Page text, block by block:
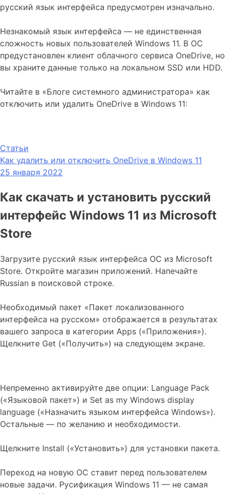
русский язык интерфейса предусмотрен изначально.
Незнакомый язык интерфейса — не единственная
сложность новых пользователей Windows 11. В ОС
предустановлен клиент облачного сервиса OneDrive, но
вы храните данные только на локальном SSD или HDD.
Читайте в «Блоге системного администратора» как
отключить или удалить OneDrive в Windows 11:
Статьи
Как удалить или отключить OneDrive в Windows 11
25 января 2022
Как скачать и установить русский
интерфейс Windows 11 из Microsoft
Store
Загрузите русский язык интерфейса ОС из Microsoft
Store. Откройте магазин приложений. Напечайте
Russian в поисковой строке.
Необходимый пакет «Пакет локализованного
интерфейса на русском» отображается в результатах
вашего запроса в категории Apps («Приложения»).
Щелкните Get («Получить») на следующем экране.
Непременно активируйте две опции: Language Pack
(«Языковой пакет») и Set as my Windows display
language («Назначить языком интерфейса Windows»).
Остальные — по желанию и необходимости.
Щелкните Install («Установить») для установки пакета.
Переход на новую ОС ставит перед пользователем
новые задачи. Русификация Windows 11 — не самая